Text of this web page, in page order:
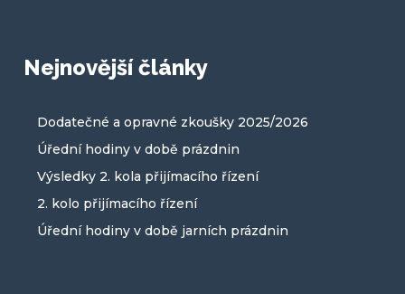
Nejnovější články
Dodatečné a opravné zkoušky 2025/2026
Úřední hodiny v době prázdnin
Výsledky 2. kola přijímacího řízení
2. kolo přijímacího řízení
Úřední hodiny v době jarních prázdnin